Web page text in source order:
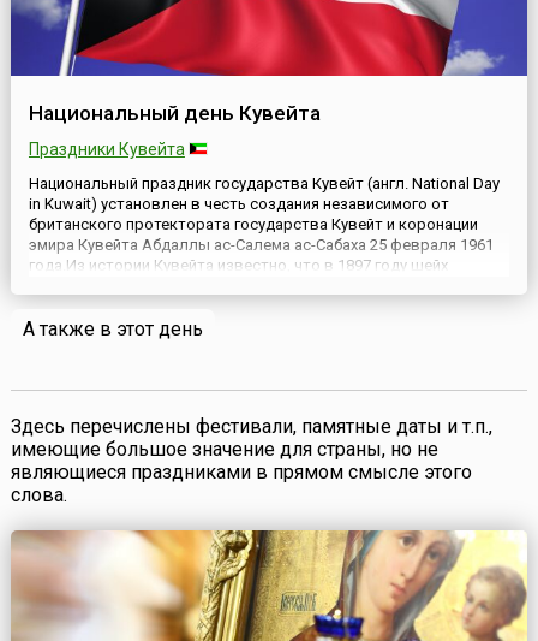
Национальный день Кувейта
Праздники Кувейта
Национальный праздник государства Кувейт (англ. National Day
in Kuwait) установлен в честь создания независимого от
британского протектората государства Кувейт и коронации
эмира Кувейта Абдаллы ас-Салема ас-Сабаха 25 февраля 1961
года.Из истории Кувейта известно, что в 1897 году шейх
вторжения Османской империи, а 23 января 1899 года Куве...
А также в этот день
Здесь перечислены фестивали, памятные даты и т.п.,
имеющие большое значение для страны, но не
являющиеся праздниками в прямом смысле этого
слова.